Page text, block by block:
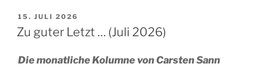
VERÖFFENTLICHT
AM
15. JULI 2026
Zu guter Letzt … (Juli 2026)
Die monatliche Kolumne von Carsten Sann